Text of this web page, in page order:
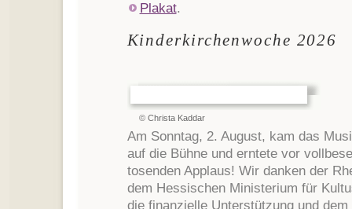
Plakat.
Kinderkirchenwoche 2026
© Christa Kaddar
Am Sonntag, 2. August, kam das
auf die Bühne und erntete vor
tosenden Applaus! Wir danken der
dem Hessischen Ministerium für
die finanzielle Unterstützung und